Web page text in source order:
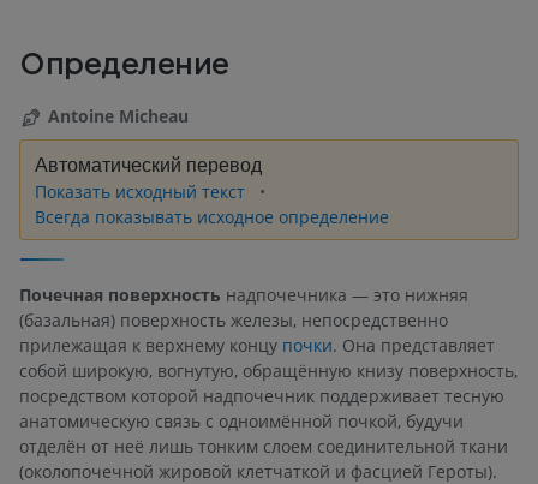
Определение
Antoine Micheau
Автоматический перевод
Показать исходный текст
Всегда показывать исходное определение
Почечная поверхность надпочечника — это нижняя
(базальная) поверхность железы, непосредственно
прилежащая к верхнему концу почки. Она представляет
собой широкую, вогнутую, обращённую книзу поверхность,
посредством которой надпочечник поддерживает тесную
анатомическую связь с одноимённой почкой, будучи
отделён от неё лишь тонким слоем соединительной ткани
(околопочечной жировой клетчаткой и фасцией Героты).